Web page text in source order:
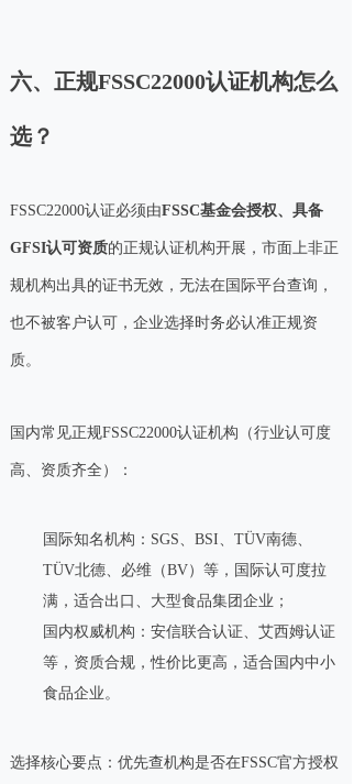
六、正规FSSC22000认证机构怎么
选？
FSSC22000认证必须由FSSC基金会授权、具备
GFSI认可资质的正规认证机构开展，市面上非正
规机构出具的证书无效，无法在国际平台查询，
也不被客户认可，企业选择时务必认准正规资
质。
国内常见正规FSSC22000认证机构（行业认可度
高、资质齐全）：
国际知名机构：SGS、BSI、TÜV南德、
TÜV北德、必维（BV）等，国际认可度拉
满，适合出口、大型食品集团企业；
国内权威机构：安信联合认证、艾西姆认证
等，资质合规，性价比更高，适合国内中小
食品企业。
选择核心要点：优先查机构是否在FSSC官方授权